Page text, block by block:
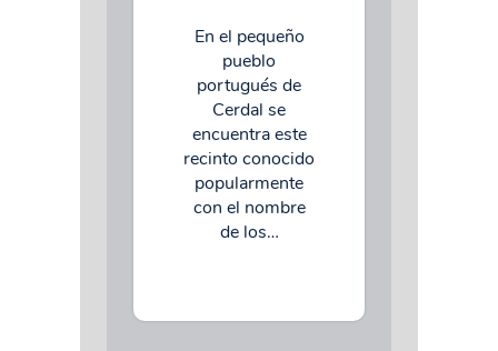
En el pequeño
pueblo
portugués de
Cerdal se
encuentra este
recinto conocido
popularmente
con el nombre
de los…